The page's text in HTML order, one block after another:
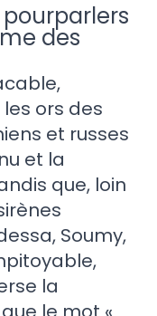
des
les ors des
et russes
et la
que, loin
Soumy,
la